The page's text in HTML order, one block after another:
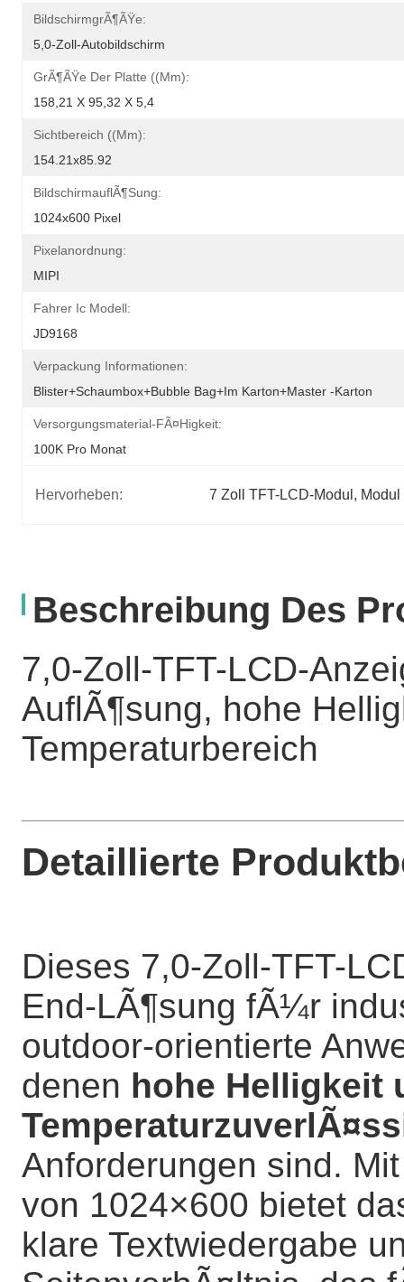
BildschirmgrÃ¶ÃŸe:
5,0-Zoll-Autobildschirm
GrÃ¶ÃŸe Der Platte ((mm):
158,21 X 95,32 X 5,4
Sichtbereich ((mm):
154.21x85.92
BildschirmauflÃ¶sung:
1024x600 Pixel
Pixelanordnung:
MIPI
Fahrer Ic Modell:
JD9168
Verpackung Informationen:
Blister+Schaumbox+Bubble Bag+im Karton+Master -Karton
Versorgungsmaterial-FÃ¤higkeit:
100K Pro Monat
Hervorheben: 7 Zoll TFT-LCD-Modul ,
Beschreibung Des
7,0-Zoll-TFT-LCD-
AuflÃ¶sung, hohe
Temperaturbereich
Detaillierte
Dieses 7,0-Zoll-TFT-
End-LÃ¶sung fÃ¼r
outdoor-orientierte
denen hohe Helligkeit
Anforderungen sind.
von 1024×600 bietet
klare Textwiedergabe